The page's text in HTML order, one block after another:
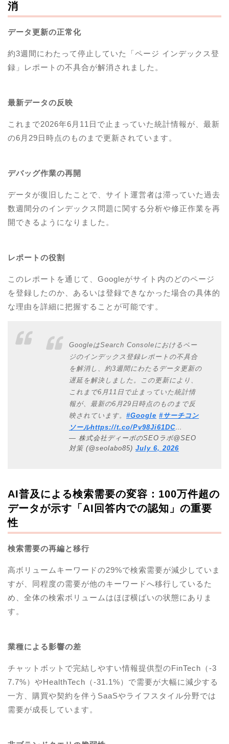
消
データ更新の正常化
約3週間にわたって停止していた「ページ インデックス登
録」レポートの不具合が解消されました。
最新データの反映
これまで2026年6月11日で止まっていた統計情報が、最新
の6月29日時点のものまで更新されています。
デバッグ作業の再開
データが復旧したことで、サイト運営者は滞っていた過去
数週間分のインデックス問題に関する分析や修正作業を再
開できるようになりました。
レポートの役割
このレポートを通じて、Googleがサイト内のどのページ
を登録したのか、あるいは登録できなかった場合の具体的
な理由を詳細に把握することが可能です。
GoogleはSearch Consoleにおけるペー
ジのインデックス登録レポートの不具合
を解消し、約3週間にわたるデータ更新の
遅延を解決しました。この更新により、
これまで6月11日で止まっていた統計情
報が、最新の6月29日時点のものまで反
映されています。 #Google #サーチコン
ソールhttps://t.co/Pv98Ji61DC…
— 株式会社ディーボのSEOラボ@SEO
対策 (@seolabo85) July 6, 2026
AI普及による検索需要の変容：100万件超の
データが示す「AI回答内での認知」の重要
性
検索需要の再編と移行
高ボリュームキーワードの29%で検索需要が減少していま
すが、同程度の需要が他のキーワードへ移行しているた
め、全体の検索ボリュームはほぼ横ばいの状態にありま
す。
業種による影響の差
チャットボットで完結しやすい情報提供型のFinTech（-3
7.7%）やHealthTech（-31.1%）で需要が大幅に減少する
一方、購買や契約を伴うSaaSやライフスタイル分野では
需要が成長しています。